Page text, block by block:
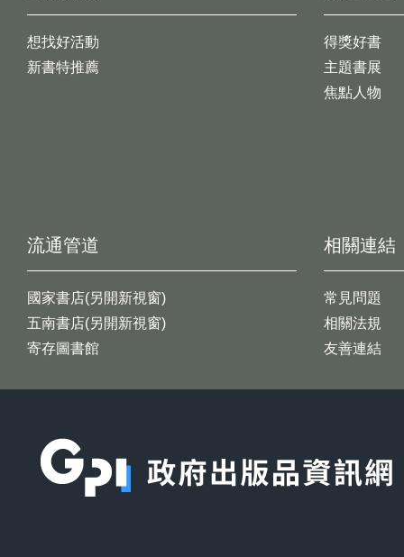
想找好活動
新書特推薦
得獎好書
主題書展
焦點人物
流通管道
國家書店(另開新視窗)
五南書店(另開新視窗)
寄存圖書館
相關連結
常見問題
相關法規
友善連結